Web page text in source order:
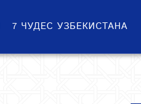
7 ЧУДЕС УЗБЕКИСТАНА